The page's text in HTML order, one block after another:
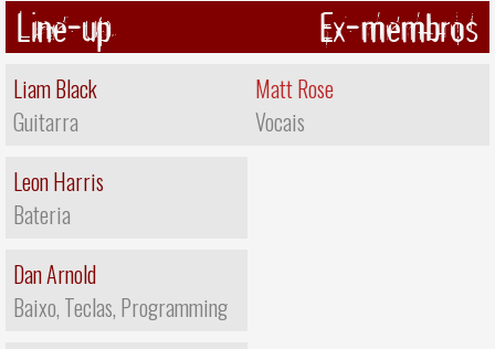
Line-up
Liam Black
Guitarra
Leon Harris
Bateria
Dan Arnold
Baixo, Teclas, Programming
Ex-membros
Matt Rose
Vocais